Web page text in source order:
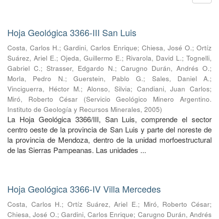
Hoja Geológica 3366-III San Luis
Costa, Carlos H.;Gardini, Carlos Enrique; Chiesa, José O.;Ortíz
Suárez, Ariel E.; Ojeda, Guillermo E.; Rivarola, David L.; Tognelli,
Gabriel C.; Strasser, Edgardo N.; Carugno Durán, Andrés O.;
Morla, Pedro N.; Guerstein, Pablo G.; Sales, Daniel A.;
Vinciguerra, Héctor M.;Alonso, Silvia; Candiani, Juan Carlos;
Miró, Roberto César
(Servicio Geológico Minero Argentino.
Instituto de Geología y Recursos Minerales, 2005)
La Hoja Geológica 3366/III, San Luis, comprende el sector
centro oeste de la provincia de San Luis y parte del noreste de
la provincia de Mendoza, dentro de la unidad morfoestructural
de las Sierras Pampeanas. Las unidades ...
Hoja Geológica 3366-IV Villa Mercedes
Costa, Carlos H.;Ortíz Suárez, Ariel E.; Miró, Roberto César;
Chiesa, José O.; Gardini, Carlos Enrique; Carugno Durán, Andrés